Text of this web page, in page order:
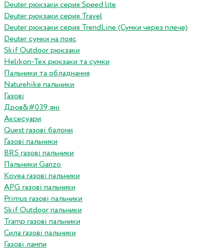
Deuter рюкзаки серия Speed lite
Deuter рюкзаки серия Travel
Deuter рюкзаки серия TrendLine (Сумки через плече)
Deuter сумки на пояс
Skif Outdoor рюкзаки
Helikon-Tex рюкзаки та сумки
Пальники та обладнання
Naturehike пальники
Газові
Дров&#039;яні
Аксесуари
Quest газові балони
Газові пальники
BRS газові пальники
Пальники Ganzo
Kovea газові пальники
APG газові пальники
Primus газові пальники
Skif Outdoor пальники
Tramp газові пальники
Сила газові пальники
Газові лампи